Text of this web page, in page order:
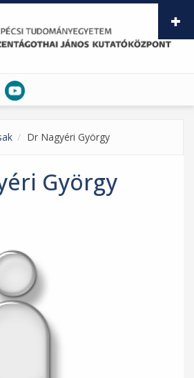
Dr Nagyéri György
György